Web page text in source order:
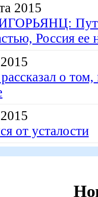
2015
Россия ее
о
от усталости